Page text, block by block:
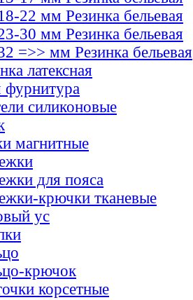
22 мм Резинка бельевая
30 мм Резинка бельевая
=>> мм Резинка бельевая
латексная
фурнитура
силиконовые
магнитные
для пояса
крючки тканевые
ус
крючок
корсетные